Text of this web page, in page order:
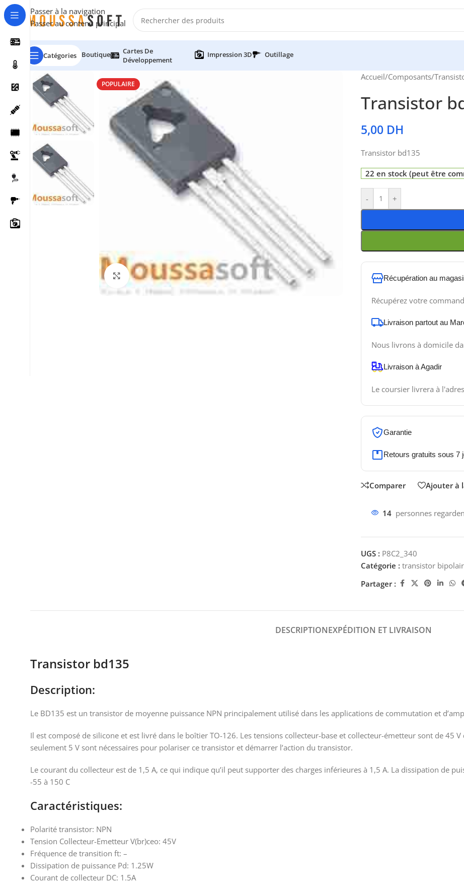
Passer à la navigation
Passer au contenu principal
Catégories Boutique
Cartes De
Développement
Impression 3D Outillage
POPULAIRE
Cliquez pour agrandir
Accueil/Composants/
Transistor
5,00 DH
Transistor bd135
22 en stock (peut être
- +
Récupération au
Récupérez votre
Livraison partout au
Nous livrons à domicile
Livraison à Agadir
Le coursier livrera à
Garantie
Retours gratuits sous 7
Comparer Ajouter à
14 personnes
UGS : P8C2_340
Catégorie : transistor
Partager :
DESCRIPTIONEXPÉDITION ET LIVRAISON
Transistor bd135
Description:
Le BD135 est un transistor de moyenne puissance NPN principalement utilisé dans les applications de commutation et
Il est composé de silicone et est livré dans le boîtier TO-126. Les tensions collecteur-base et collecteur-émetteur sont de 45
seulement 5 V sont nécessaires pour polariser ce transistor et démarrer l’action du transistor.
Le courant du collecteur est de 1,5 A, ce qui indique qu’il peut supporter des charges inférieures à 1,5 A. La dissipation de
-55 à 150 C
Caractéristiques:
Polarité transistor: NPN
Tension Collecteur-Emetteur V(br)ceo: 45V
Fréquence de transition ft: –
Dissipation de puissance Pd: 1.25W
Courant de collecteur DC: 1.5A